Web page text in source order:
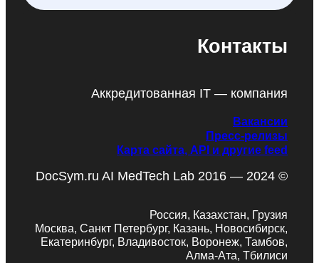
Контакты
Аккредитованная IT — компания
Вакансии
Пресс-релизы
Карта сайта, API и другие feed
DocSym.ru AI MedTech Lab 2016 — 2024 ©
Россия, Казахстан, Грузия
Москва, Санкт Петербург, Казань, Новосибирск,
Екатеринбург, Владивосток, Воронеж, Тамбов,
Алма-Ата, Тбилиси